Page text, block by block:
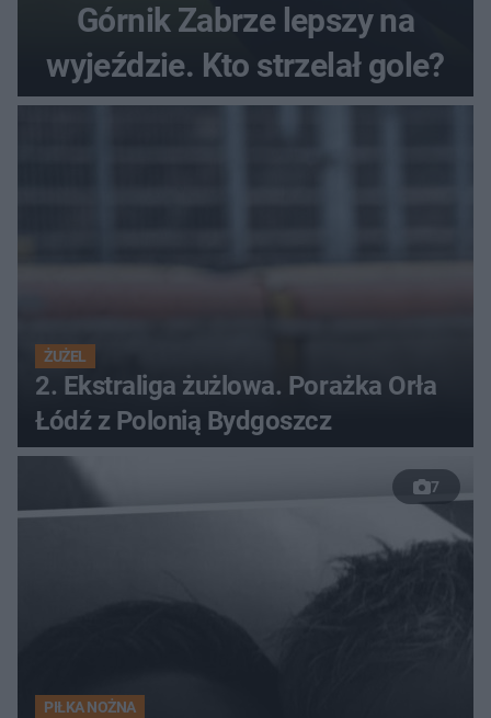
Górnik Zabrze lepszy na
wyjeździe. Kto strzelał gole?
ŻUŻEL
2. Ekstraliga żużlowa. Porażka Orła
Łódź z Polonią Bydgoszcz
7
PIŁKA NOŻNA